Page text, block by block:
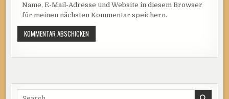
Name, E-Mail-Adresse und Website in diesem Browser
für meinen nächsten Kommentar speichern.